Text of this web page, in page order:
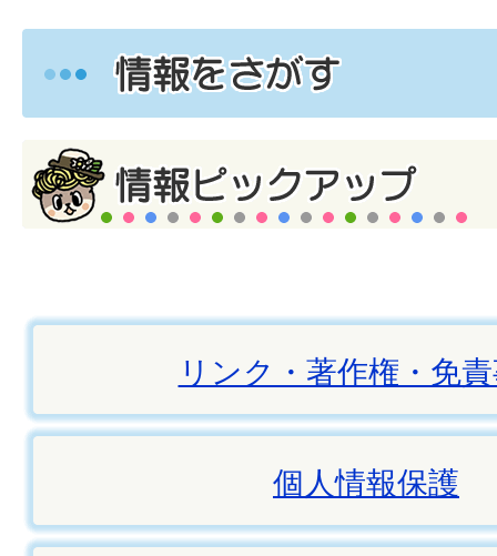
リンク・著作権・免
個人情報保護